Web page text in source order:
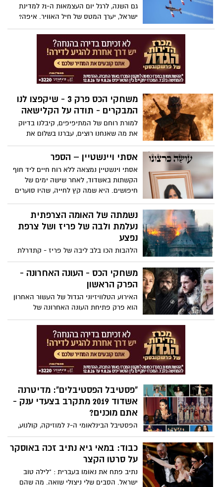
והכל - במחיר 10 שקלים בלבד למנה. הכניסה
חופשית!
גם השנה, לרגל יום העצמאות ה-71 למדינת
ישראל, יערך המטס של חיל האוויר. איפה?
מתי? כל הפרטים בכתבה.
משחקי הכס פרק 3 - שיקפצו לנו
המבקרים - תודה על הקלישאה
למורת רוחם של המתיפיפים, קיבלנו בדיוק
את מה שאנחנו רוצים, עברנו בשלום את
הקרב הבלתי...עם המהלכים המתים –
שנתיים המתנו לקרב מולם ה והנה בפרק אחד
הטלוויזיה, הקרב הסתיים! לא משכו את
הקרב עד סוף העונה ולשמחתנו ולהפתעתנו
גם לא השאירו אותנו במתח לפרק הבא –
הכל התחיל והסתיים בפרק אחד – גם
ההפתעה בסיום באה לנו טוב - תודה!
אסתי ויינשטיין – הספר
אסתי וינשטיין נמצאה ללא רוח חיים ליד חוף
הקשתות באשדוד, לאחר שישה ימים של
חיפושים. היא שמה קץ לחייה, שהיו סוערים
מדינת ישראל כולה. ספרה "עושה כרצונו"
מוצע לכם בימים אלו לקריאה
נשמתה של האומה הצרפתית
נעלמת ולבה של פריז ושל צרפת
נפצע
הלהבות הכו בלב ליבה של פריז - קתדרלת
נוטרדאם שנבנתה בימי הביניים - שני צריחיה
המעוטרים בגרגוילים, הסמל עולמי של צרפת
עלו באש כלא היו. אתר המורשת העולמי אותו
קתולים נשרף ואיתו נשרפו לבבותיהם של
הצרפתים.
משחקי הכס - העונה האחרונה -
הפרק הראשון
האירוע הטלוויזיוני הגדול של העשור האחרון
הוא פרק פתיחת העונה האחרונה של
"משחקי הכס". סדרה שמחברת בין מיליונים
רבים של צופים בכל רחבי העולם שמרותקים
למסך באותו הזמן.
"פסטיבל הפסטיבלים": מדיטרנה
אשדוד 2019 מתקרב בצעדי ענק -
אתם מוכנים?
הפסטיבל הבינלאומי ה-7 למוזיקה, קולנוע,
אמנות וטעמים ממדינות הים התיכון מתקרב
בצעדי ענק, עם רשימה מפוארת של מופעי
מוזיקה, סרטים בהקרנות חגיגיות וראשוניות,
להפנינג מוזיקלי שמח ולסימן ההיכר
כבוד: במאי גיא נתיב זכה באוסקר
על סרטו הקצר
נתיב פתח את נאומו בעברית : "לילה טוב
ישראל. הסבים שלי ניצולי שואה. מה שהם